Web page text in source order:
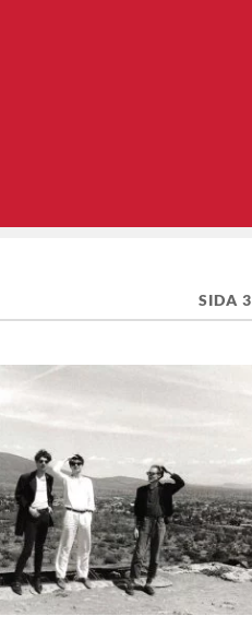
SIDA 3